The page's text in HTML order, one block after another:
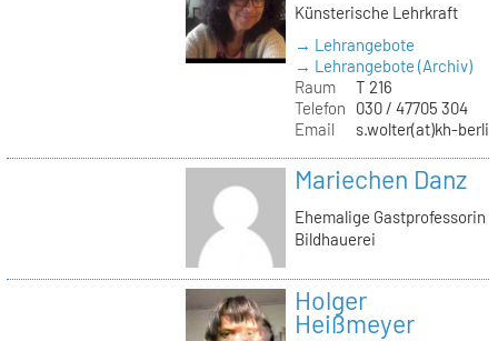
Künsterische Lehrkraft
→ Lehrangebote
→ Lehrangebote (Archiv)
Raum
T 216
Telefon
030 / 47705 304
Email
s.wolter(at)kh-
Mariechen Danz
Ehemalige Gastprofessorin
Bildhauerei
Holger
Heißmeyer